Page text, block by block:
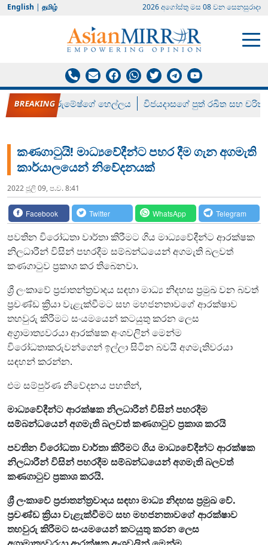
English | தமிழ் 2026 අගෝස්‍තු මස 08 වන සෙනසුරාදා
රන් ගෙනා රුමේෂ්ගේ හෙල්ලය විජයදාසගේ පුත් රඛිත සහ චරිත්
කණගාටුයි! මාධ්‍යවේදීන්ට පහර දීම ගැන අගමැති
කාර්යාලයෙන් නිවේදනයක්
2022 ජූලි 09, ප.ව. 8:41
Facebook Twitter WhatsApp Telegram
පවතින විරෝධතා වාර්තා කිරීමට ගිය මාධ්‍යවේදීන්ට ආරක්ෂක
නිලධාරීන් විසින් පහරදීම සම්බන්ධයෙන් අගමැති බලවත්
කණගාටුව ප්‍රකාශ කර තිබෙනවා.
ශ්‍රී ලංකාවේ ප්‍රජාතන්ත්‍රවාදය සඳහා මාධ්‍ය නිදහස ප්‍රමුඛ වන බවත්
ප්‍රචණ්ඩ ක්‍රියා වැළැක්වීමට සහ මහජනතාවගේ ආරක්ෂාව
තහවුරු කිරීමට සංයමයෙන් කටයුතු කරන ලෙස
අග්‍රාමාත්‍යවරයා ආරක්ෂක අංශවලින් මෙන්ම
විරෝධතාකරුවන්ගෙන් ඉල්ලා සිටින බවයි අගමැතිවරයා
සඳහන් කරන්න.
එම සම්පුර්ණ නිවේදනය පහතින්,
මාධ්‍යවේදීන්ට ආරක්ෂක නිලධාරීන් විසින් පහරදීම
සම්බන්ධයෙන් අගමැති බලවත් කණගාටුව ප්‍රකාශ කරයි
පවතින විරෝධතා වාර්තා කිරීමට ගිය මාධ්‍යවේදීන්ට ආරක්ෂක
නිලධාරීන් විසින් පහරදීම සම්බන්ධයෙන් අගමැති බලවත්
කණගාටුව ප්‍රකාශ කරයි.
ශ්‍රී ලංකාවේ ප්‍රජාතන්ත්‍රවාදය සඳහා මාධ්‍ය නිදහස ප්‍රමුඛ වේ.
ප්‍රචණ්ඩ ක්‍රියා වැළැක්වීමට සහ මහජනතාවගේ ආරක්ෂාව
තහවුරු කිරීමට සංයමයෙන් කටයුතු කරන ලෙස